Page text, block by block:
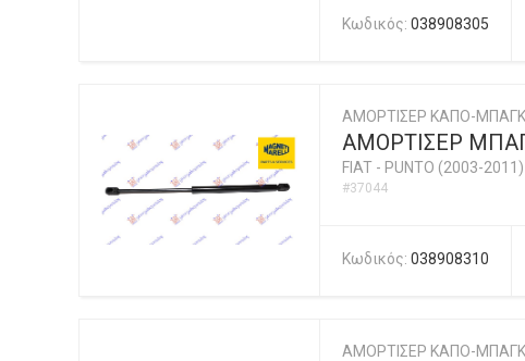
Κωδικός: 038908305
ΑΜΟΡΤΙΣΕΡ ΚΑΠΟ-
ΑΜΟΡΤΙΣΕΡ
FIAT - PUNTO (2003-2011)
#37044
Κωδικός: 038908310
ΑΜΟΡΤΙΣΕΡ ΚΑΠΟ-